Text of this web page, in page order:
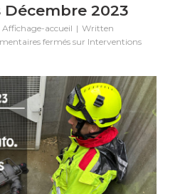
2023
Affichage-accueil
Written
fermés sur Interventions